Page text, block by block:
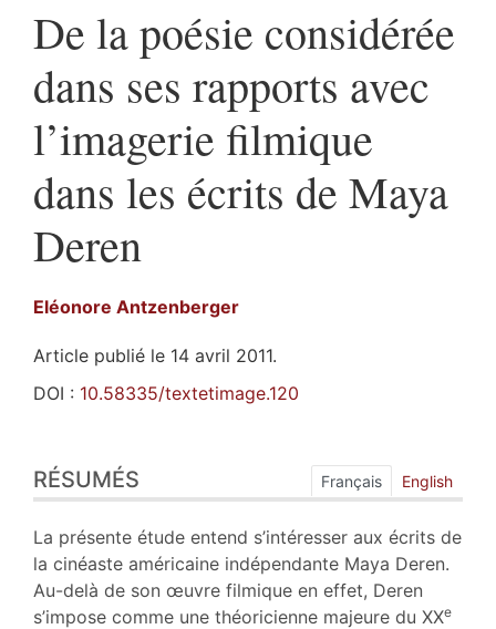
De la poésie considérée
dans ses rapports avec
l’imagerie filmique
dans les écrits de Maya
Deren
Eléonore Antzenberger
Article publié le 14 avril 2011.
DOI : 10.58335/textetimage.120
Plan
Texte
Notes
Citer cet article
Auteur
RÉSUMÉS Français English
La présente étude entend s’intéresser aux écrits de
la cinéaste américaine indépendante Maya Deren.
Au-delà de son œuvre filmique en effet, Deren
s’impose comme une théoricienne majeure du XXe